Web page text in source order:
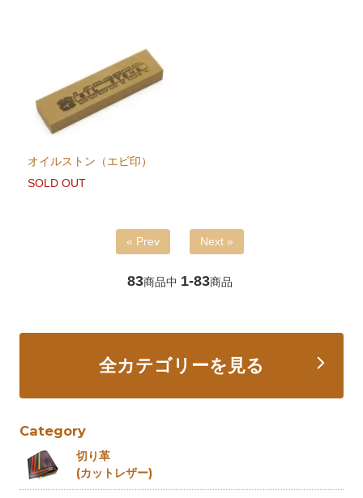
オイルストン（エビ印）
SOLD OUT
« Prev Next »
83商品中 1-83商品
全カテゴリーを見る
Category
切り革
(カットレザー)